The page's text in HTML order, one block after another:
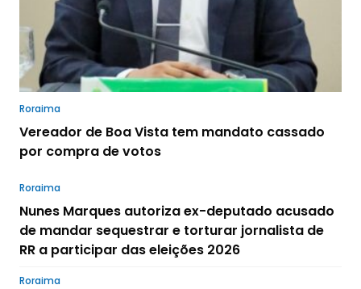
Roraima
Vereador de Boa Vista tem mandato cassado
por compra de votos
Roraima
Nunes Marques autoriza ex-deputado acusado
de mandar sequestrar e torturar jornalista de
RR a participar das eleições 2026
Roraima